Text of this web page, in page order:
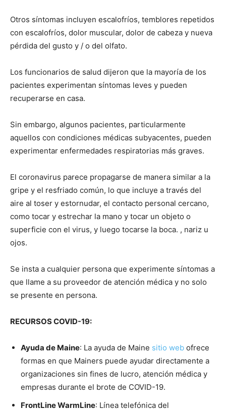
Otros síntomas incluyen escalofríos, temblores repetidos
con escalofríos, dolor muscular, dolor de cabeza y nueva
pérdida del gusto y / o del olfato.
Los funcionarios de salud dijeron que la mayoría de los
pacientes experimentan síntomas leves y pueden
recuperarse en casa.
Sin embargo, algunos pacientes, particularmente
aquellos con condiciones médicas subyacentes, pueden
experimentar enfermedades respiratorias más graves.
El coronavirus parece propagarse de manera similar a la
gripe y el resfriado común, lo que incluye a través del
aire al toser y estornudar, el contacto personal cercano,
como tocar y estrechar la mano y tocar un objeto o
superficie con el virus, y luego tocarse la boca. , nariz u
ojos.
Se insta a cualquier persona que experimente síntomas a
que llame a su proveedor de atención médica y no solo
se presente en persona.
RECURSOS COVID-19:
Ayuda de Maine: La ayuda de Maine sitio web ofrece
formas en que Mainers puede ayudar directamente a
organizaciones sin fines de lucro, atención médica y
empresas durante el brote de COVID-19.
FrontLine WarmLine: Línea telefónica del